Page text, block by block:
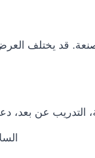
المصنعة. قد يختلف